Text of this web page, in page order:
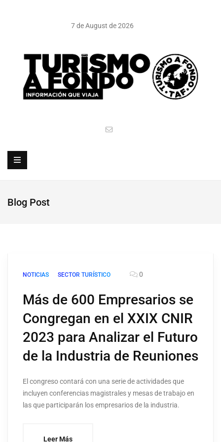
7 de August de 2026
Blog Post
NOTICIAS SECTOR TURÍSTICO 0
Más de 600 Empresarios se
Congregan en el XXIX CNIR
2023 para Analizar el Futuro
de la Industria de Reuniones
El congreso contará con una serie de actividades que
incluyen conferencias magistrales y mesas de trabajo en
las que participarán los empresarios de la industria.
Leer Más